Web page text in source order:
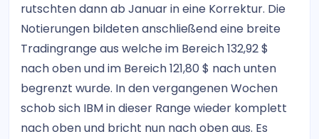
rutschten dann ab Januar in eine Korrektur. Die
Notierungen bildeten anschließend eine breite
Tradingrange aus welche im Bereich 132,92 $
nach oben und im Bereich 121,80 $ nach unten
begrenzt wurde. In den vergangenen Wochen
schob sich IBM in dieser Range wieder komplett
nach oben und bricht nun nach oben aus. Es